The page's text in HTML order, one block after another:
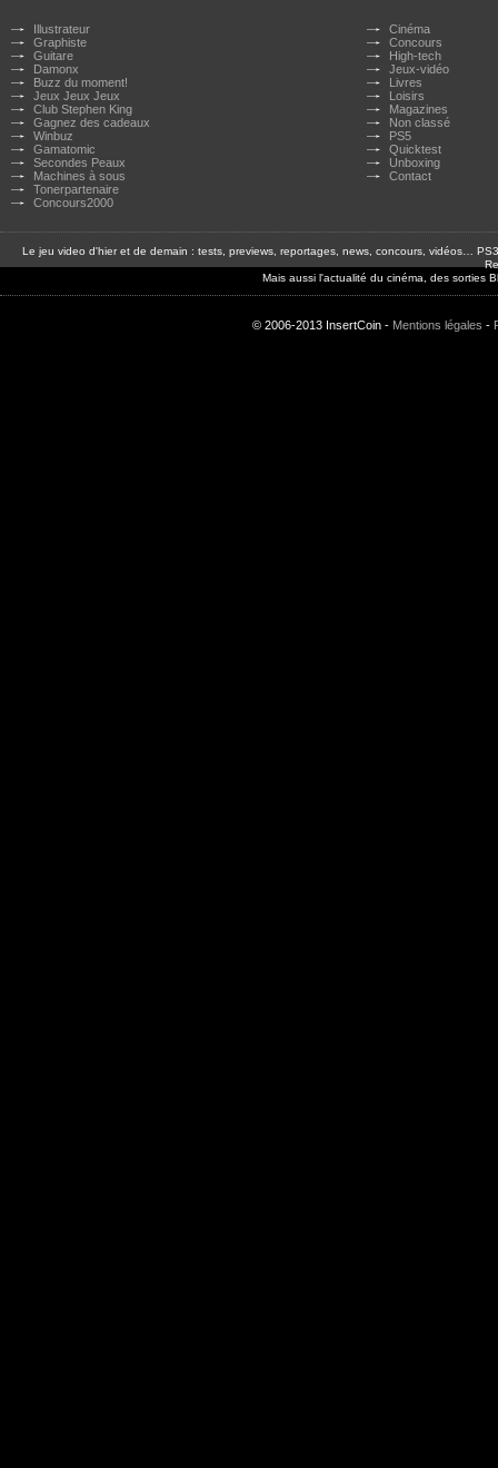
Illustrateur
Graphiste
Guitare
Damonx
Buzz du moment!
Jeux Jeux Jeux
Club Stephen King
Gagnez des cadeaux
Winbuz
Gamatomic
Secondes Peaux
Machines à sous
Tonerpartenaire
Concours2000
Cinéma
Concours
High-tech
Jeux-vidéo
Livres
Loisirs
Magazines
Non classé
PS5
Quicktest
Unboxing
Contact
Le jeu video d'hier et de demain : tests, previews, reportages, news, concours, vidéos…
Mais aussi l'actualité du cinéma, des sorties
© 2006-2013 InsertCoin - Mentions légales -